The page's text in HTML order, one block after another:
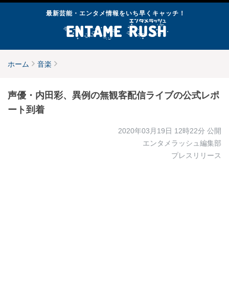
最新芸能・エンタメ情報をいち早くキャッチ！
ホーム 音楽
声優・内田彩、異例の無観客配信ライブの公式レポ
ート到着
2020年03月19日 12時22分 公開
エンタメラッシュ編集部
プレスリリース